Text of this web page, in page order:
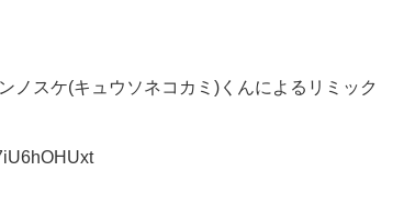
ノスケ(キュウソネコカミ)くんによるリミック